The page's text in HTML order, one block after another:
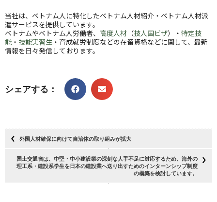
当社は、ベトナム人に特化したベトナム人材紹介・ベトナム人材派
遣サービスを提供しています。
ベトナムやベトナム人労働者、 高度人材 （技人国ビザ）・ 特定技
能 ・ 技能実習生 ・育成就労制度などの在留資格などに関して、最新
情報を日々発信しております。
シェアする：
外国人材確保に向けて自治体の取り組みが拡大
国土交通省は、中堅・中小建設業の深刻な人手不足に対応するため、海外の
理工系・建設系学生を日本の建設業へ送り出すためのインターンシップ制度
の構築を検討しています。